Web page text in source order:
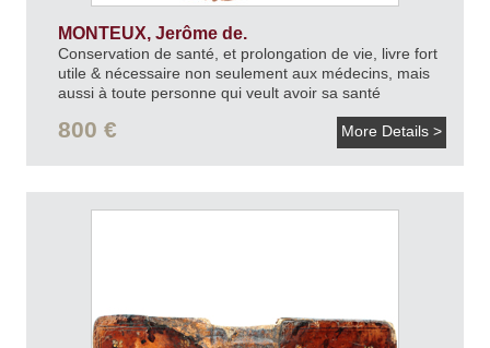
MONTEUX, Jerôme de.
Conservation de santé, et prolongation de vie, livre fort
utile & nécessaire non seulement aux médecins, mais
aussi à toute personne qui veult avoir sa santé
corporelle, sans laquelle cette vie est sans fruit.1572.
800 € More Details >